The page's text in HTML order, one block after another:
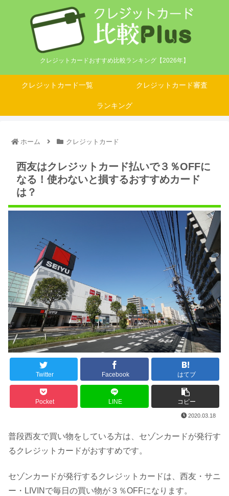
クレジットカードおすすめ比較ランキング【2026年】
クレジットカード一覧 クレジットカード審査
ランキング
ホーム クレジットカード
西友はクレジットカード払いで３％OFFに
なる！使わないと損するおすすめカード
は？
Twitter Facebook はてブ
Pocket LINE コピー
2020.03.18
普段西友で買い物をしている方は、セゾンカードが発行す
るクレジットカードがおすすめです。
セゾンカードが発行するクレジットカードは、西友・サニ
ー・LIVINで毎日の買い物が３％OFFになります。